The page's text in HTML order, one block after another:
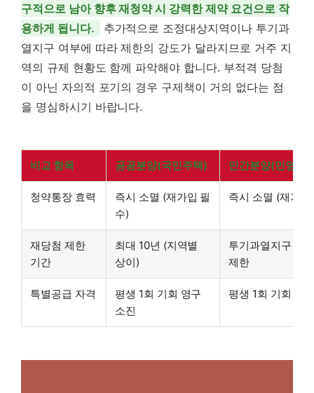
구적으로 남아 향후 재청약 시 강력한 제약 요건으로 작
용하게 됩니다.
추가적으로 조정대상지역이나 투기과
열지구 여부에 따라 제한의 강도가 달라지므로 거주 지
역의 규제 현황도 함께 파악해야 합니다. 부적격 당첨
이 아닌 자의적 포기의 경우 구제책이 거의 없다는 점
을 명심하시기 바랍니다.
비교 항목 공공분양(국민주택) 민간분양(민영주
청약통장 효력
즉시 소멸 (재가입 필
수)
즉시 소멸 (재가입
재당첨 제한
기간
최대 10년 (지역별
상이)
투기과열지구 등
제한
특별공급 자격
평생 1회 기회 영구
소진
평생 1회 기회 영